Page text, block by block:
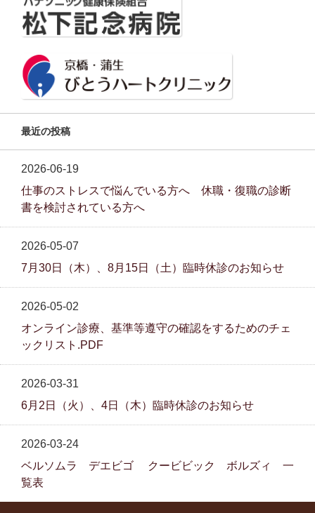
最近の投稿
2026-06-19
仕事のストレスで悩んでいる方へ 休職・復職の診断
書を検討されている方へ
2026-05-07
7月30日（木）、8月15日（土）臨時休診のお知らせ
2026-05-02
オンライン診療、基準等遵守の確認をするためのチェ
ックリスト.PDF
2026-03-31
6月2日（火）、4日（木）臨時休診のお知らせ
2026-03-24
ベルソムラ デエビゴ クービビック ボルズィ 一
覧表